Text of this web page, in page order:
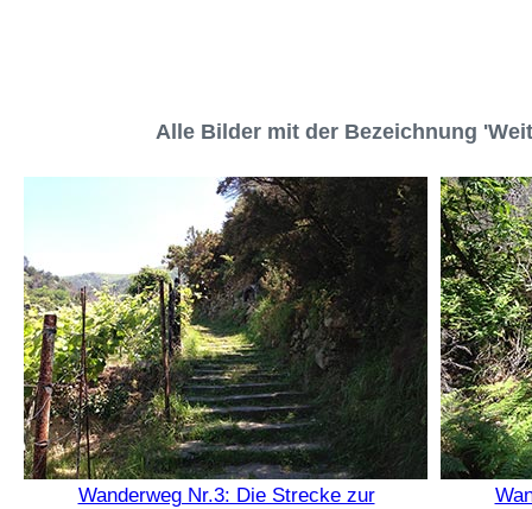
Alle Bilder mit der Bezeichnung
Wanderweg Nr.3: Die Strecke zur